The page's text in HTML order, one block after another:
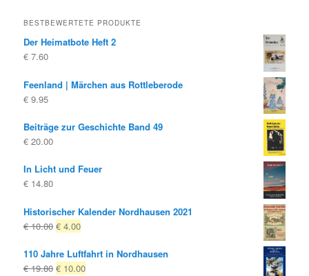
BESTBEWERTETE PRODUKTE
Der Heimatbote Heft 2
€ 7.60
Feenland | Märchen aus Rottleberode
€ 9.95
Beiträge zur Geschichte Band 49
€ 20.00
In Licht und Feuer
€ 14.80
Historischer Kalender Nordhausen 2021
€10.00 Ursprünglicher
war:
€ 10.00
€ 4.00Aktueller
ist:
€ 4.00.
110 Jahre Luftfahrt in Nordhausen
€19.80 Ursprünglicher
€ 10.00Aktueller